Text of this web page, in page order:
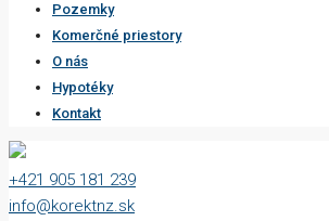
Pozemky
Komerčné priestory
O nás
Hypotéky
Kontakt
+421 905 181 239
info@korektnz.sk